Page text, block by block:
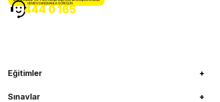
Eğitimler +
Sınavlar +
HEMEN DANIŞMANLA GÖRÜŞÜN
444 0 165